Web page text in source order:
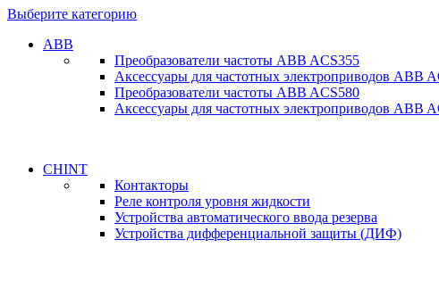
Выберите категорию
ABB
Преобразователи частоты ABB ACS355
Аксессуары для частотных электроприводов ABB
Преобразователи частоты ABB ACS580
Аксессуары для частотных электроприводов ABB
CHINT
Контакторы
Реле контроля уровня жидкости
Устройства автоматического ввода резерва
Устройства дифференциальной защиты (ДИФ)